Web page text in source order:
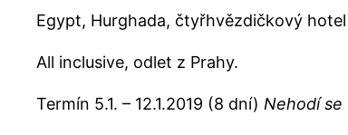
Egypt, Hurghada, čtyřhvězdičkový hotel
All inclusive, odlet z Prahy.
Termín 5.1. – 12.1.2019 (8 dní) Nehodí se